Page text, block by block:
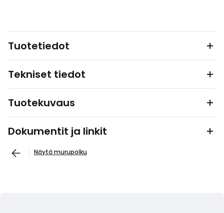
Tuotetiedot
Tekniset tiedot
Tuotekuvaus
Dokumentit ja linkit
Näytä murupolku